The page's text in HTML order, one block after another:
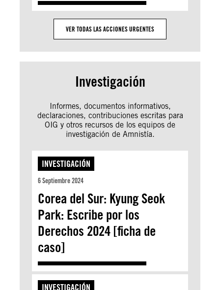
VER TODAS LAS ACCIONES URGENTES
Investigación
Informes, documentos informativos,
declaraciones, contribuciones escritas para
OIG y otros recursos de los equipos de
investigación de Amnistía.
INVESTIGACIÓN
6 Septiembre 2024
Corea del Sur: Kyung Seok
Park: Escribe por los
Derechos 2024 [ficha de
caso]
INVESTIGACIÓN